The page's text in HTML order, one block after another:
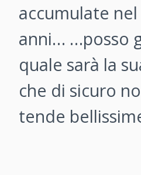
accumulate
anni… …posso
quale sarà la
che di sicuro
tende